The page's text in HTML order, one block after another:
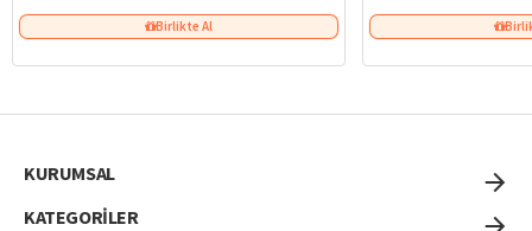
Birlikte Al
KURUMSAL
KATEGORİLER